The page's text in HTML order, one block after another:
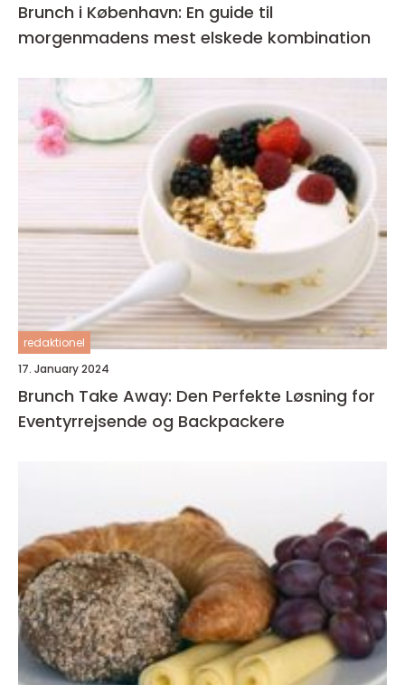
Brunch i København: En guide til
morgenmadens mest elskede kombination
redaktionel
17. January 2024
Brunch Take Away: Den Perfekte Løsning for
Eventyrrejsende og Backpackere